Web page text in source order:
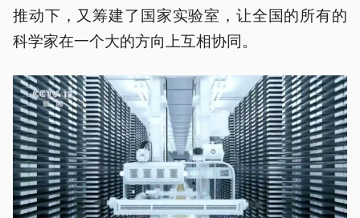
推动下，又筹建了国家实验室，让全国的所有的
科学家在一个大的方向上互相协同。